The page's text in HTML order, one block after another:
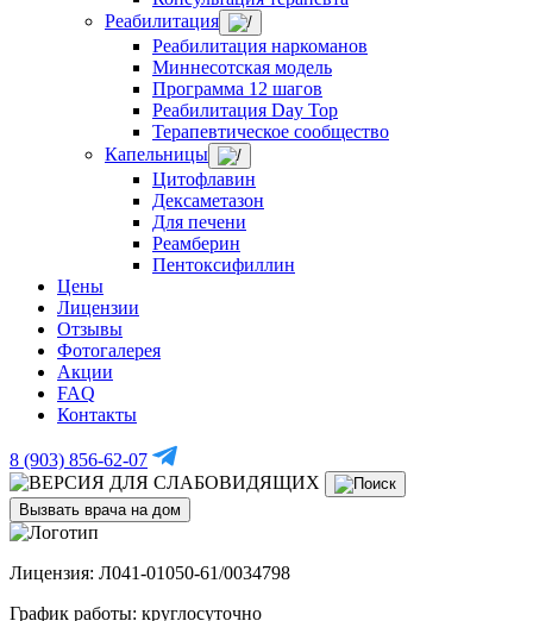
Реабилитация
Реабилитация наркоманов
Миннесотская модель
Программа 12 шагов
Реабилитация Day Top
Терапевтическое сообщество
Капельницы
Цитофлавин
Дексаметазон
Для печени
Реамберин
Пентоксифиллин
Цены
Лицензии
Отзывы
Фотогалерея
Акции
FAQ
Контакты
8 (903) 856-62-07
Вызвать врача на дом
Лицензия: Л041-01050-61/0034798
График работы: круглосуточно